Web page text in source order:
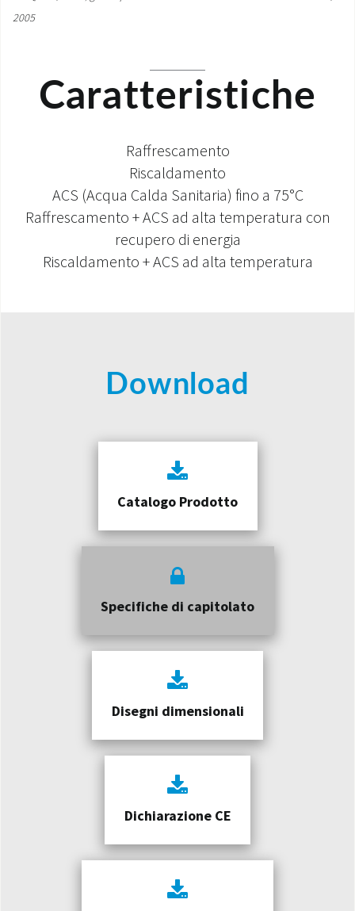
2005
Caratteristiche
Raffrescamento
Riscaldamento
ACS (Acqua Calda Sanitaria) fino a 75°C
Raffrescamento + ACS ad alta temperatura con
recupero di energia
Riscaldamento + ACS ad alta temperatura
Download
Catalogo Prodotto
Specifiche di capitolato
Disegni dimensionali
Dichiarazione CE